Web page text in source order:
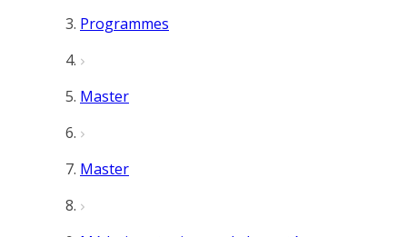
Programmes
Master
Master